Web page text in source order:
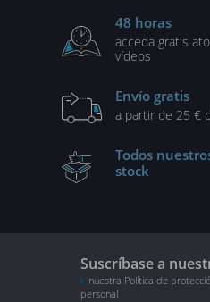
48 horas
acceda gratis a
vídeos
Envío gratis
a partir de 25 €
Todos
stock
Suscríbase a
nuestra Política de
personal